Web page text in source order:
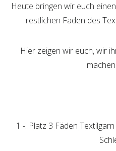
Heute bringen wir euch
restlichen Faden des
Hier zeigen wir euch, wir
1 -. Platz 3 Fäden